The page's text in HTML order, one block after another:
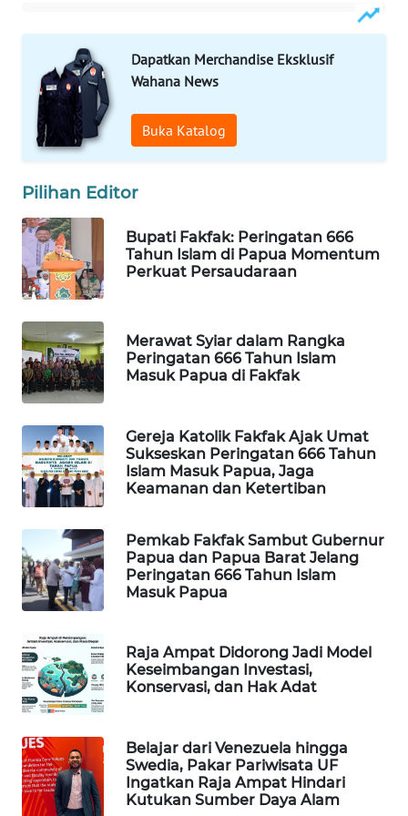
Dapatkan Merchandise Eksklusif
Wahana News
Buka Katalog
Pilihan Editor
Bupati Fakfak: Peringatan 666
Tahun Islam di Papua Momentum
Perkuat Persaudaraan
Merawat Syiar dalam Rangka
Peringatan 666 Tahun Islam
Masuk Papua di Fakfak
Gereja Katolik Fakfak Ajak Umat
Sukseskan Peringatan 666 Tahun
Islam Masuk Papua, Jaga
Keamanan dan Ketertiban
Pemkab Fakfak Sambut Gubernur
Papua dan Papua Barat Jelang
Peringatan 666 Tahun Islam
Masuk Papua
Raja Ampat Didorong Jadi Model
Keseimbangan Investasi,
Konservasi, dan Hak Adat
Belajar dari Venezuela hingga
Swedia, Pakar Pariwisata UF
Ingatkan Raja Ampat Hindari
Kutukan Sumber Daya Alam
WAHANA
DESA
WISATA
LAPAK
WAHANA
Wahana
Network
KONSUMEN
LISTRIK
MASYARAKAT
KELISTRIKAN
WALINKI
ID
MAWAKA
ID
NET
PLN
WATCH
MKLI
LPKKI
LKKI
KOPEKLIN